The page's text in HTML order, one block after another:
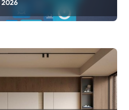
2026